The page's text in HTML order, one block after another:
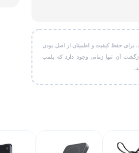
حفظ کیفیت و اطمینان از اصل بودن
آن تنها زمانی وجود دارد که پلمپ